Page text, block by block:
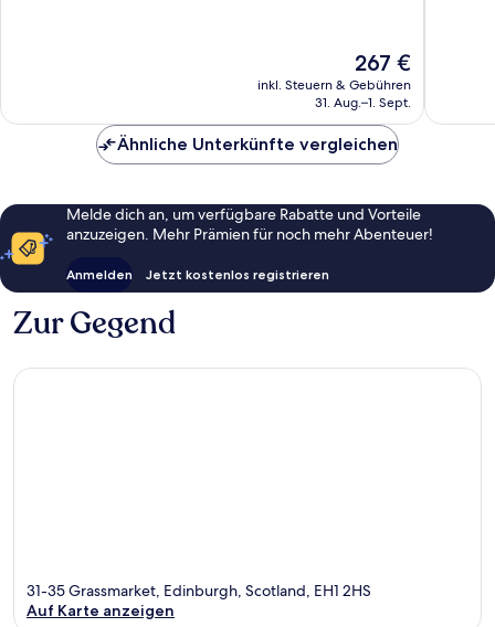
Der
Preis
beträgt
267 €
inkl. Steuern & Gebühren
31. Aug.–1. Sept.
Ähnliche Unterkünfte vergleichen
Melde dich an, um verfügbare Rabatte und Vorteile
anzuzeigen. Mehr Prämien für noch mehr Abenteuer!
Anmelden Jetzt kostenlos registrieren
Zur Gegend
31-35 Grassmarket, Edinburgh, Scotland, EH1 2HS
Auf Karte anzeigen